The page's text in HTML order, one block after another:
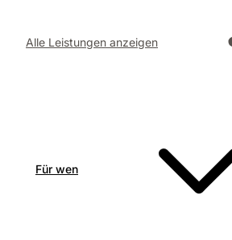
Alle Leistungen anzeigen
Für wen